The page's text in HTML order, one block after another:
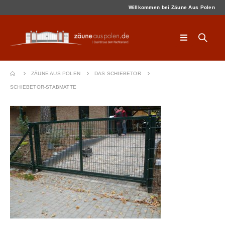
Willkommen bei Zäune Aus Polen
ZÄUNE AUS POLEN DAS SCHIEBETOR
SCHIEBETOR-STABMATTE